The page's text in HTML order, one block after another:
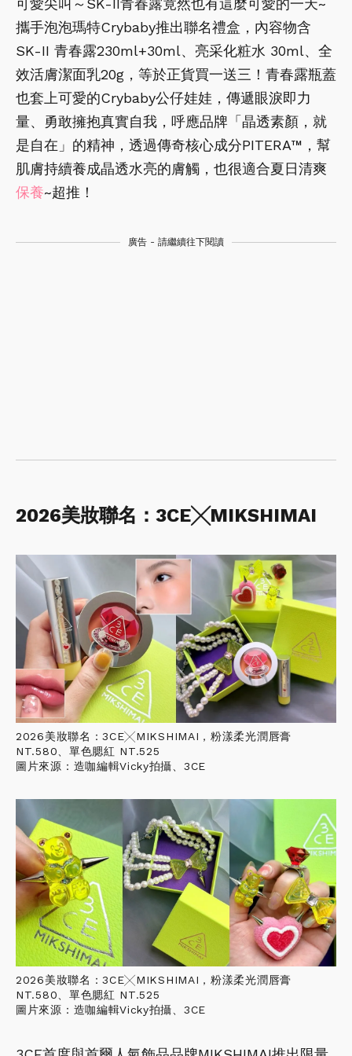
可愛尖叫～SK-II青春露竟然也有這麼可愛的一天~
攜手泡泡瑪特Crybaby推出聯名禮盒，內容物含
SK-II 青春露230ml+30ml、亮采化粧水 30ml、全
效活膚潔面乳20g，等於正貨買一送三！青春露瓶蓋
也套上可愛的Crybaby公仔娃娃，傳遞眼淚即力
量、勇敢擁抱真實自我，呼應品牌「晶透素顏，就
是自在」的精神，透過傳奇核心成分PITERA™，幫
肌膚持續養成晶透水亮的膚觸，也很適合夏日清爽
保養~超推！
廣告 - 請繼續往下閱讀
2026美妝聯名：3CE╳MIKSHIMAI
2026美妝聯名：3CE╳MIKSHIMAI，粉漾柔光潤唇膏
NT.580、單色腮紅 NT.525
圖片來源：造咖編輯Vicky拍攝、3CE
2026美妝聯名：3CE╳MIKSHIMAI，粉漾柔光潤唇膏
NT.580、單色腮紅 NT.525
圖片來源：造咖編輯Vicky拍攝、3CE